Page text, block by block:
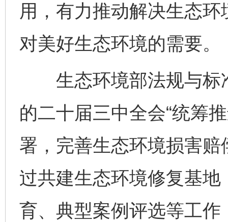
用，有力推动解决生态
对美好生态环境的需要。
生态环境部法规与标
的二十届三中全会“统筹
署，完善生态环境损害
过共建生态环境修复基
育、典型案例评选等工